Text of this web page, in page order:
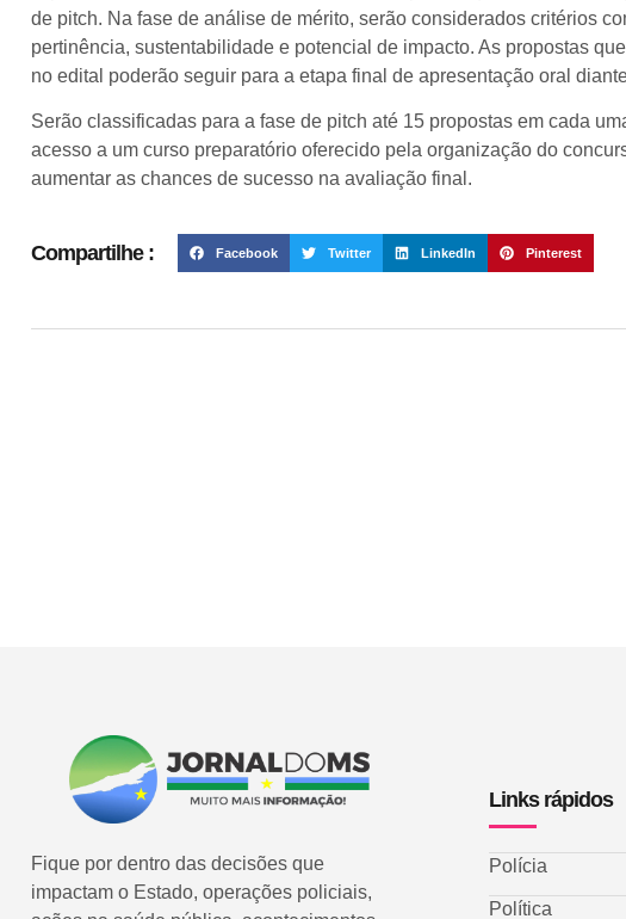
de pitch. Na fase de análise de mérito, serão considerados critérios
pertinência, sustentabilidade e potencial de impacto. As propostas
no edital poderão seguir para a etapa final de apresentação oral
Serão classificadas para a fase de pitch até 15 propostas em cada
acesso a um curso preparatório oferecido pela organização do
aumentar as chances de sucesso na avaliação final.
Compartilhe : Facebook Twitter LinkedIn Pinterest
Fique por dentro das decisões que
impactam o Estado, operações policiais,
Links rápidos
Polícia
Política